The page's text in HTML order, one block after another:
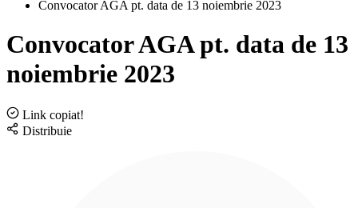
Convocator AGA pt. data de 13 noiembrie 2023
Convocator AGA pt. data de 13
noiembrie 2023
Link copiat!
Distribuie